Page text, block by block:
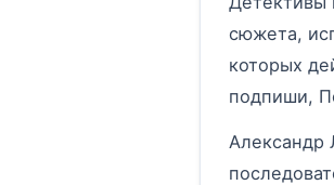
сюжета,
которых
подпиши,
Александр